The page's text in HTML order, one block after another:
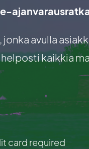
avulla
kaikkia
card required